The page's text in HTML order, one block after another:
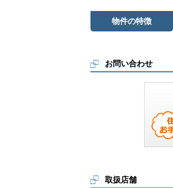
物件の特徴
お問い合わせ
取扱店舗